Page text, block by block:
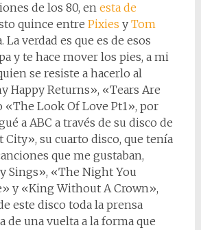
de los 80, en esta de
quince entre Pixies y Tom
La verdad es que es de esos
y te hace mover los pies, a mi
se resiste a hacerlo al
Happy Returns», «Tears Are
Look Of Love Pt1», por
a ABC a través de su disco de
City», su cuarto disco, que tenía
que me gustaban,
Sings», «The Night You
y «King Without A Crown»,
este disco toda la prensa
de una vuelta a la forma que